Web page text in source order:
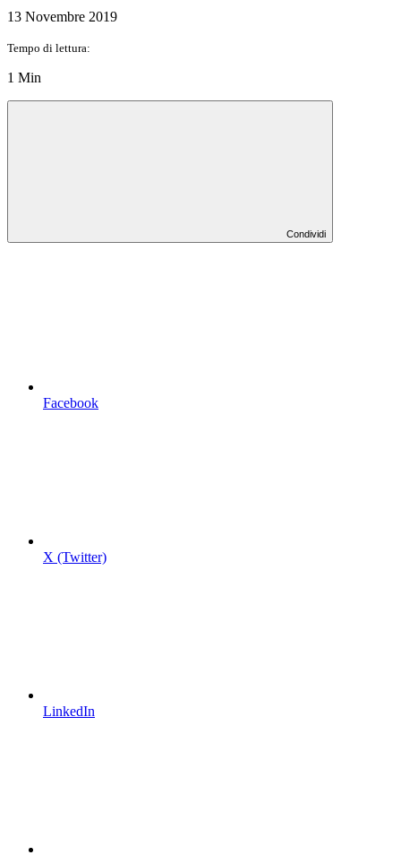
13 Novembre 2019
Tempo di lettura:
1 Min
Condividi
Facebook
X (Twitter)
LinkedIn